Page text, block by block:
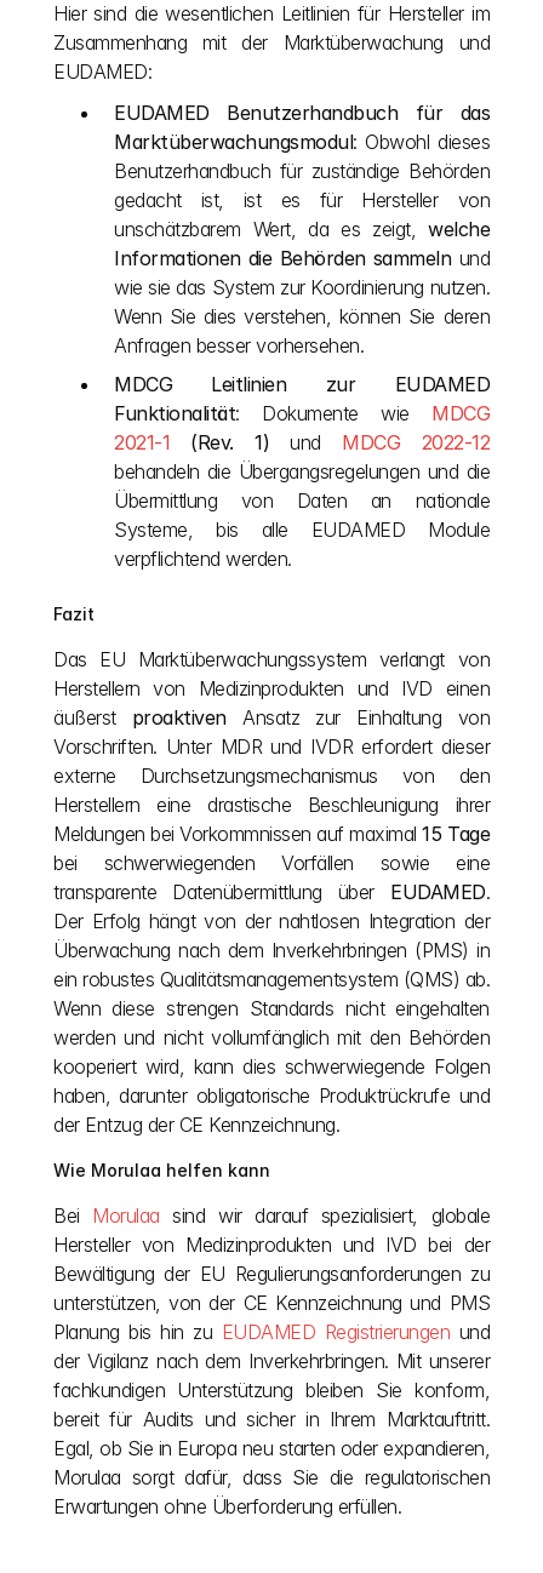
Hier sind die wesentlichen Leitlinien für Hersteller im
Zusammenhang mit der Marktüberwachung und
EUDAMED:
EUDAMED Benutzerhandbuch für das
Marktüberwachungsmodul: Obwohl dieses
Benutzerhandbuch für zuständige Behörden
gedacht ist, ist es für Hersteller von
unschätzbarem Wert, da es zeigt, welche
Informationen die Behörden sammeln und
wie sie das System zur Koordinierung nutzen.
Wenn Sie dies verstehen, können Sie deren
Anfragen besser vorhersehen.
MDCG Leitlinien zur EUDAMED
Funktionalität: Dokumente wie
MDCG
2021-1 (Rev. 1) und
MDCG 2022-12
behandeln die Übergangsregelungen und die
Übermittlung von Daten an nationale
Systeme, bis alle EUDAMED Module
verpflichtend werden.
Fazit
Das EU Marktüberwachungssystem verlangt von
Herstellern von Medizinprodukten und IVD einen
äußerst proaktiven Ansatz zur Einhaltung von
Vorschriften. Unter MDR und IVDR erfordert dieser
externe Durchsetzungsmechanismus von den
Herstellern eine drastische Beschleunigung ihrer
Meldungen bei Vorkommnissen auf maximal 15 Tage
bei schwerwiegenden Vorfällen sowie eine
transparente Datenübermittlung über EUDAMED.
Der Erfolg hängt von der nahtlosen Integration der
Überwachung nach dem Inverkehrbringen (PMS) in
ein robustes Qualitätsmanagementsystem (QMS) ab.
Wenn diese strengen Standards nicht eingehalten
werden und nicht vollumfänglich mit den Behörden
kooperiert wird, kann dies schwerwiegende Folgen
haben, darunter obligatorische Produktrückrufe und
der Entzug der CE Kennzeichnung.
Wie Morulaa helfen kann
Bei Morulaa sind wir darauf spezialisiert, globale
Hersteller von Medizinprodukten und IVD bei der
Bewältigung der EU Regulierungsanforderungen zu
unterstützen, von der CE Kennzeichnung und PMS
Planung bis hin zu EUDAMED Registrierungen und
der Vigilanz nach dem Inverkehrbringen. Mit unserer
fachkundigen Unterstützung bleiben Sie konform,
bereit für Audits und sicher in Ihrem Marktauftritt.
Egal, ob Sie in Europa neu starten oder expandieren,
Morulaa sorgt dafür, dass Sie die regulatorischen
Erwartungen ohne Überforderung erfüllen.